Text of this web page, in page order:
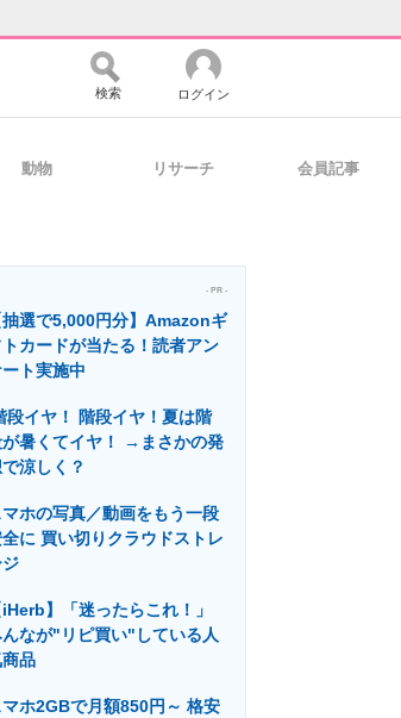
マーケ×ITの今がよく分かる
建設×テクノロジーの最前線
検索 ログイン
動物 リサーチ 会員記事
- PR -
抽選で5,000円分】Amazonギ
トカードが当たる！読者アン
ト実施中
段イヤ！ 階段イヤ！夏は階
暑くてイヤ！ →まさかの発
涼しく？
マホの写真／動画をもう一段
に 買い切りクラウドストレ
iHerb】「迷ったらこれ！」
なが"リピ買い"している人
品
マホ2GBで月額850円～ 格安